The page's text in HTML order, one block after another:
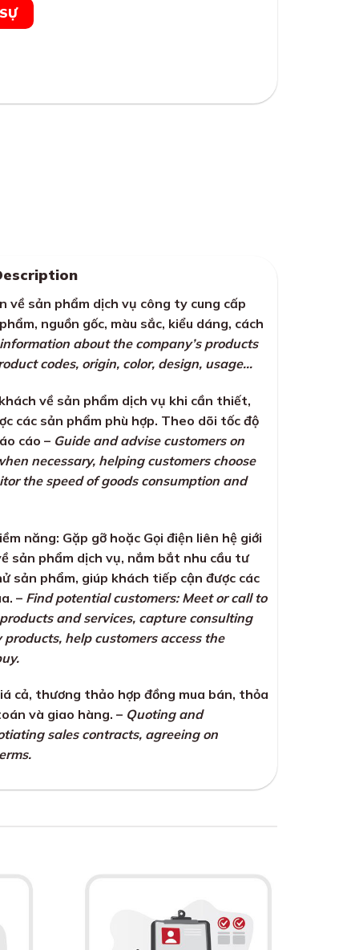
về sản phẩm dịch vụ công ty cung cấp
nguồn gốc, màu sắc, kiểu dáng, cách
about the company’s products
codes, origin, color, design, usage…
về sản phẩm dịch vụ khi cần thiết,
các sản phẩm phù hợp. Theo dõi tốc độ
cáo – Guide and advise customers on
necessary, helping customers choose
the speed of goods consumption and
năng: Gặp gỡ hoặc Gọi điện liên hệ giới
sản phẩm dịch vụ, nắm bắt nhu cầu tư
sản phẩm, giúp khách tiếp cận được các
– Find potential customers: Meet or call to
and services, capture consulting
help customers access the
cả, thương thảo hợp đồng mua bán, thỏa
và giao hàng. – Quoting and
sales contracts, agreeing on